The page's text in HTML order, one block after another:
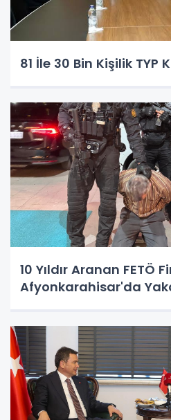
81 İle 30 Bin Kişilik TYP
10 Yıldır Aranan FETÖ
Afyonkarahisar'da